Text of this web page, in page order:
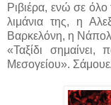
Ριβιέρα, ενώ σε όλο
λιμάνια της, η
Βαρκελόνη, η
«Ταξίδι
Μεσογείου».